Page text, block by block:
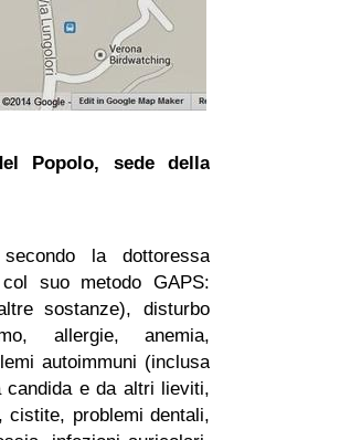
Popolo, sede della
la dottoressa
suo metodo GAPS:
sostanze), disturbo
allergie, anemia,
autoimmuni (inclusa
candida e da altri lieviti,
cistite, problemi dentali,